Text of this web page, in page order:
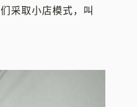
采取小店模式，叫